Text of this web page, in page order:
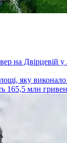
на Двірцевій
яку
165,5 млн